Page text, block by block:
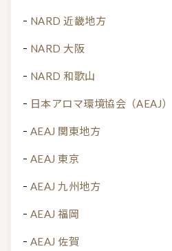
NARD 近畿地方
NARD 大阪
NARD 和歌山
日本アロマ環境協会（AEAJ）
AEAJ 関東地方
AEAJ 東京
AEAJ 九州地方
AEAJ 福岡
AEAJ 佐賀